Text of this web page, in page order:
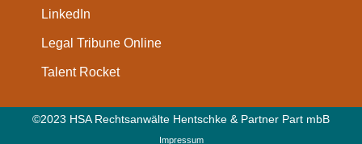
LinkedIn
Legal Tribune Online
Talent Rocket
©2023 HSA Rechtsanwälte Hentschke & Partner Part mbB
Impressum